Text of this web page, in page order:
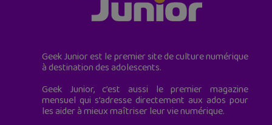
Geek Junior est le premier site de culture numérique
à destination des adolescents.
Geek Junior, c’est aussi le premier magazine
mensuel qui s’adresse directement aux ados pour
les aider à mieux maîtriser leur vie numérique.